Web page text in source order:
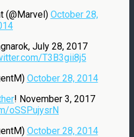
(@Marvel) October 28,
July 28, 2017
T3B3gii8j5
October 28, 2014
! November 3, 2017
oSSPujysrN
October 28, 2014